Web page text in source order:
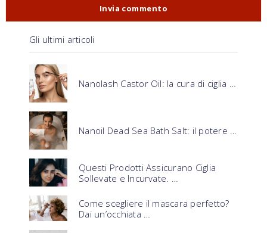
Gli ultimi articoli
Nanolash Castor Oil: la cura di ciglia …
Nanoil Dead Sea Bath Salt: il potere …
Questi Prodotti Assicurano Ciglia
Sollevate e Incurvate. …
Come scegliere il mascara perfetto?
Dai un’occhiata …